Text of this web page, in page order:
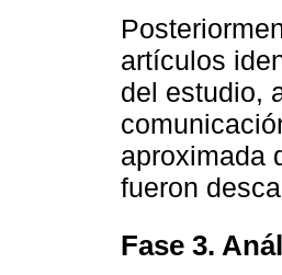
artículos
del estudio,
aproximada
fueron
Fase 3.